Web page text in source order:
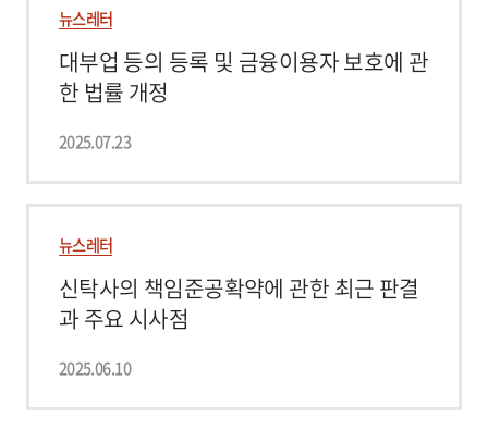
뉴스레터
대부업 등의 등록 및 금융이용자 보호에 관
한 법률 개정
2025.07.23
뉴스레터
신탁사의 책임준공확약에 관한 최근 판결
과 주요 시사점
2025.06.10